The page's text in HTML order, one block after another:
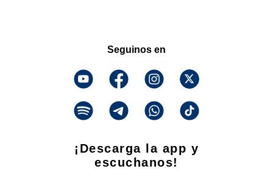
Seguinos en
¡Descarga la app y
escuchanos!